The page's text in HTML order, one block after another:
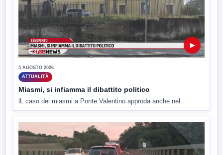
▶
5 AGOSTO 2026
ATTUALITÀ
Miasmi, si infiamma il dibattito politico
lL caso dei miasmi a Ponte Valentino approda anche nel...